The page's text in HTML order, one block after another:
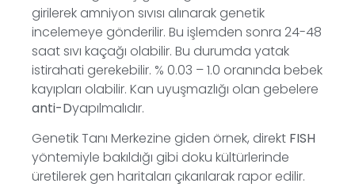
girilerek amniyon sıvısı alınarak genetik
incelemeye gönderilir. Bu işlemden sonra 24-48
saat sıvı kaçağı olabilir. Bu durumda yatak
istirahati gerekebilir. % 0.03 – 1.0 oranında bebek
kayıpları olabilir. Kan uyuşmazlığı olan gebelere
anti-Dyapılmalıdır.
Genetik Tanı Merkezine giden örnek, direkt FISH
yöntemiyle bakıldığı gibi doku kültürlerinde
üretilerek gen haritaları çıkarılarak rapor edilir.